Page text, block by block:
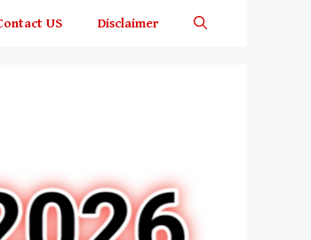
US Disclaimer